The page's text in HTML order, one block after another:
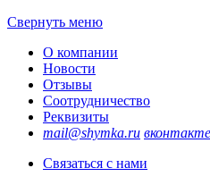
Свернуть меню
О компании
Новости
Отзывы
Соотрудничество
Реквизиты
mail@shymka.ru вконтакте
Связаться с нами